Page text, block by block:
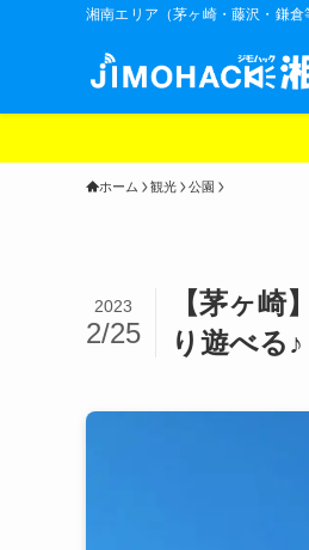
湘南エリア（茅ヶ崎・藤沢・鎌倉
ホーム 観光 公園
【茅ヶ
り遊べる♪
2023
2/25